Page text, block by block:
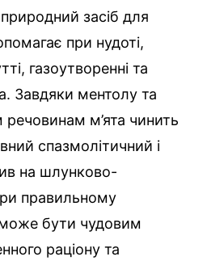
засіб для
при нудоті,
газоутворенні та
Завдяки ментолу та
м’ята чинить
спазмолітичний і
на шлунково-
правильному
може бути чудовим
раціону та